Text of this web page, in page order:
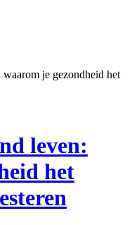
je gezondheid het
leven:
het